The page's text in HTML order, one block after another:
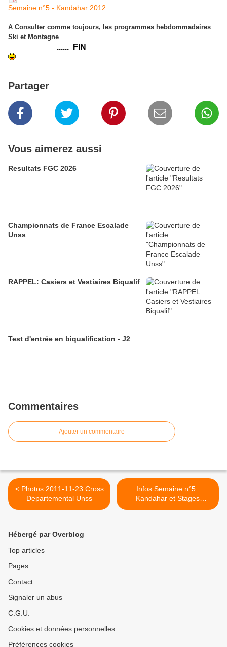
Semaine n°5 - Kandahar 2012
A Consulter comme toujours, les programmes hebdommadaires
Ski et Montagne
...... FIN
Partager
Vous aimerez aussi
Resultats FGC 2026
Championnats de France Escalade
Unss
RAPPEL: Casiers et Vestiaires Biqualif
Test d'entrée en biqualification - J2
Commentaires
Ajouter un commentaire
< Photos 2011-11-23 Cross
Departemental Unss
Infos Semaine n°5 :
Kandahar et Stages
montagne >
Hébergé par Overblog
Top articles
Pages
Contact
Signaler un abus
C.G.U.
Cookies et données personnelles
Préférences cookies